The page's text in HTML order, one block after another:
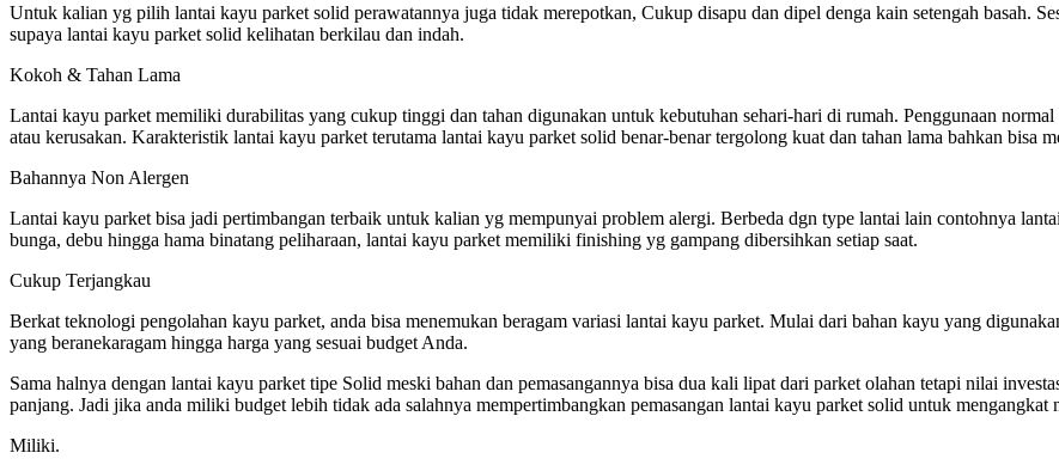
Untuk kalian yg pilih lantai kayu parket solid perawatannya juga tidak merepotkan, Cukup disapu dan dipel denga kain setengah basah.
supaya lantai kayu parket solid kelihatan berkilau dan indah.
Kokoh & Tahan Lama
Lantai kayu parket memiliki durabilitas yang cukup tinggi dan tahan digunakan untuk kebutuhan sehari-hari di rumah. Penggunaan
atau kerusakan. Karakteristik lantai kayu parket terutama lantai kayu parket solid benar-benar tergolong kuat dan tahan lama bahkan bisa
Bahannya Non Alergen
Lantai kayu parket bisa jadi pertimbangan terbaik untuk kalian yg mempunyai problem alergi. Berbeda dgn type lantai lain contohnya
bunga, debu hingga hama binatang peliharaan, lantai kayu parket memiliki finishing yg gampang dibersihkan setiap saat.
Cukup Terjangkau
Berkat teknologi pengolahan kayu parket, anda bisa menemukan beragam variasi lantai kayu parket. Mulai dari bahan kayu yang
yang beranekaragam hingga harga yang sesuai budget Anda.
Sama halnya dengan lantai kayu parket tipe Solid meski bahan dan pemasangannya bisa dua kali lipat dari parket olahan tetapi nilai
panjang. Jadi jika anda miliki budget lebih tidak ada salahnya mempertimbangkan pemasangan lantai kayu parket solid untuk mengangkat
Miliki.